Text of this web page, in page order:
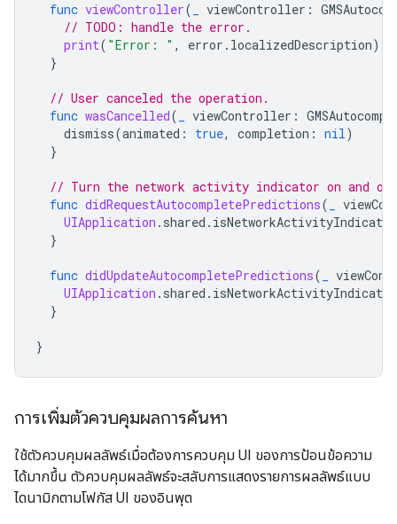
func viewController( viewController :
// TODO: handle the error.
print( "Error: " , error . localizedDescription)
}
// User canceled the operation.
func wasCancelled( viewController :
dismiss(animated : true, completion : nil)
}
// Turn the network activity indicator on and
func didRequestAutocompletePredictions(
UIApplication . shared .
}
func didUpdateAutocompletePredictions(
UIApplication . shared .
}
}
การเพิ่มตัวควบคุมผลการค้นหา
ใช้ตัวควบคุมผลลัพธ์เมื่อต้องการควบคุม UI ของการป้อนข้อความ
ได้มากขึ้น ตัวควบคุมผลลัพธ์จะสลับการแสดงรายการผลลัพธ์แบบ
ไดนามิกตามโฟกัส UI ของอินพุต